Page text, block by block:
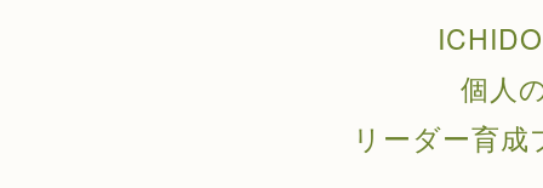
個人
リーダー育